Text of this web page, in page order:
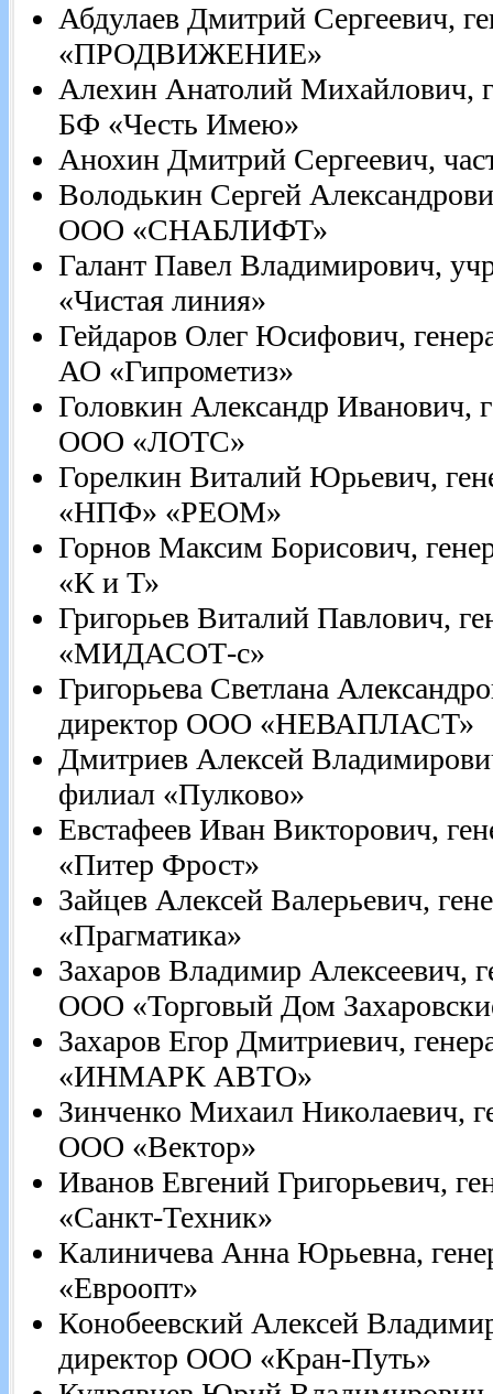
Абдулаев Дмитрий Сергеевич,
«ПРОДВИЖЕНИЕ»
Алехин Анатолий Михайлович,
БФ «Честь Имею»
Анохин Дмитрий Сергеевич,
Володькин Сергей
ООО «СНАБЛИФТ»
Галант Павел Владимирович,
«Чистая линия»
Гейдаров Олег Юсифович,
АО «Гипрометиз»
Головкин Александр Иванович,
ООО «ЛОТС»
Горелкин Виталий Юрьевич,
«НПФ» «РЕОМ»
Горнов Максим Борисович,
«К и Т»
Григорьев Виталий Павлович,
«МИДАСОТ-с»
Григорьева Светлана
директор ООО «НЕВАПЛАСТ»
Дмитриев Алексей
филиал «Пулково»
Евстафеев Иван Викторович,
«Питер Фрост»
Зайцев Алексей Валерьевич,
«Прагматика»
Захаров Владимир Алексеевич,
ООО «Торговый Дом
Захаров Егор Дмитриевич,
«ИНМАРК АВТО»
Зинченко Михаил Николаевич,
ООО «Вектор»
Иванов Евгений Григорьевич,
«Санкт-Техник»
Калиничева Анна Юрьевна,
«Евроопт»
Конобеевский Алексей
директор ООО «Кран-Путь»